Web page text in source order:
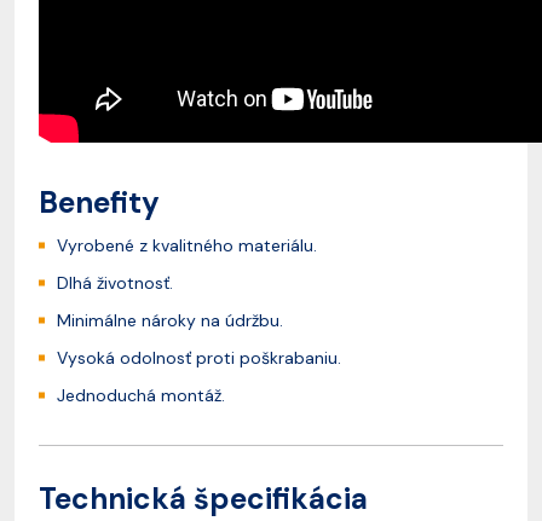
Benefity
Vyrobené z kvalitného materiálu.
Dlhá životnosť.
Minimálne nároky na údržbu.
Vysoká odolnosť proti poškrabaniu.
Jednoduchá montáž.
Technická špecifikácia